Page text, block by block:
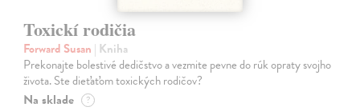
Toxickí rodičia
Forward Susan | Kniha
Prekonajte bolestivé dedičstvo a vezmite pevne do rúk opraty svojho
života. Ste dieťaťom toxických rodičov?
Na sklade ?